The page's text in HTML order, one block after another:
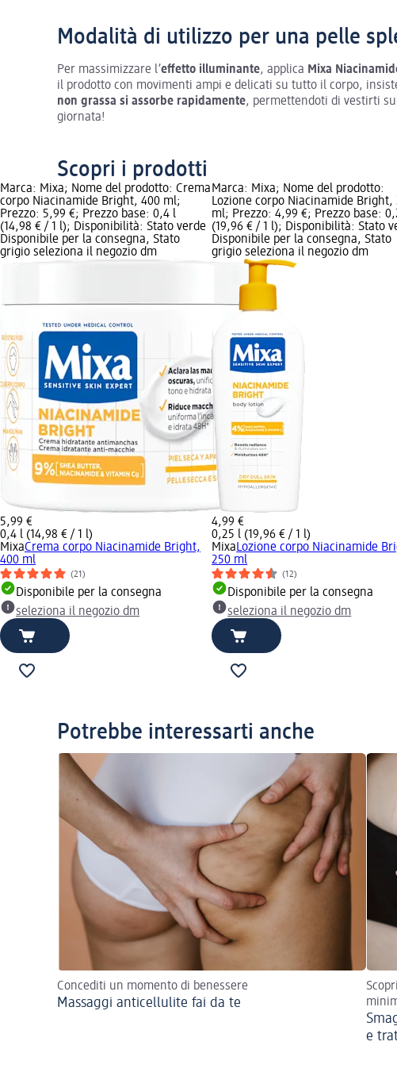
Modalità di utilizzo per una pelle
Per massimizzare l’effetto illuminante, applica Mixa
il prodotto con movimenti ampi e delicati su tutto il corpo,
non grassa si assorbe rapidamente, permettendoti di vestirti
giornata!
Scopri i prodotti
Marca: Mixa; Nome del prodotto: Crema
corpo Niacinamide Bright, 400 ml;
Prezzo: 5,99 €; Prezzo base: 0,4 l
(14,98 € / 1 l); Disponibilità: Stato verde
Disponibile per la consegna, Stato
grigio seleziona il negozio dm
5,99 €
0,4 l (14,98 € / 1 l)
MixaCrema corpo Niacinamide Bright,
400 ml
(21)
Disponibile per la consegna
seleziona il negozio dm
Marca: Mixa; Nome del prodotto:
Lozione corpo Niacinamide Bright,
ml; Prezzo: 4,99 €; Prezzo base:
(19,96 € / 1 l); Disponibilità: Stato
Disponibile per la consegna, Stato
grigio seleziona il negozio dm
4,99 €
0,25 l (19,96 € / 1 l)
MixaLozione corpo Niacinamide
250 ml
(12)
Disponibile per la consegna
seleziona il negozio dm
Potrebbe interessarti anche
Concediti un momento di benessere
Massaggi anticellulite fai da te
e